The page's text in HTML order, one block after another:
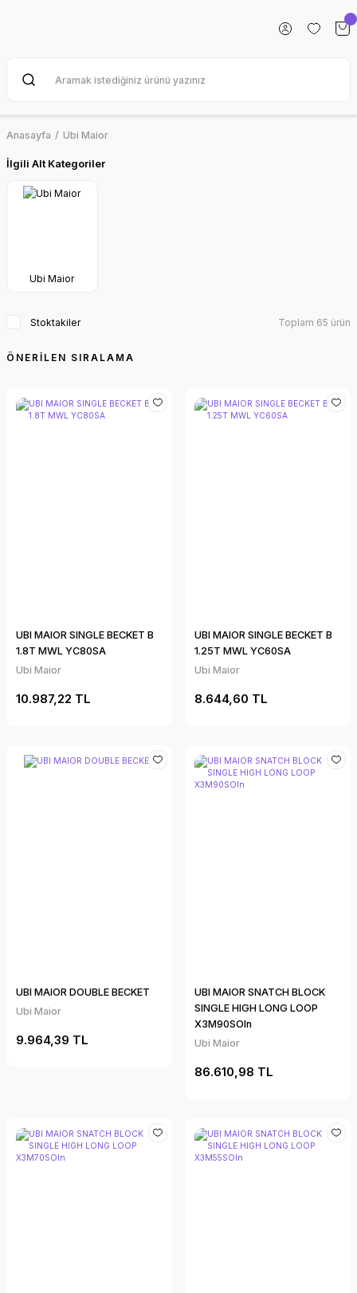
Anasayfa Ubi Maior
İlgili Alt Kategoriler
Ubi Maior
Stoktakiler Toplam 65 ürün
UBI MAIOR SINGLE BECKET B
1.8T MWL YC80SA
Ubi Maior
10.987,22 TL
UBI MAIOR SINGLE BECKET B
1.25T MWL YC60SA
Ubi Maior
8.644,60 TL
UBI MAIOR DOUBLE BECKET
Ubi Maior
9.964,39 TL
UBI MAIOR SNATCH BLOCK
SINGLE HIGH LONG LOOP
X3M90SOln
Ubi Maior
86.610,98 TL